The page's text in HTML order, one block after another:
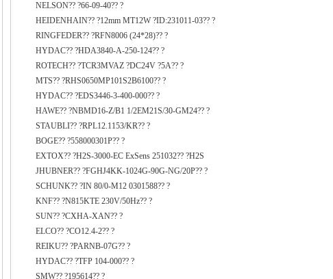
NELSON?? ?66-09-40?? ?
HEIDENHAIN?? ?12mm MT12W ?ID:231011-03?? ?
RINGFEDER?? ?RFN8006 (24*28)?? ?
HYDAC?? ?HDA3840-A-250-124?? ?
ROTECH?? ?TCR3MVAZ ?DC24V ?5A?? ?
MTS?? ?RHS0650MP101S2B6100?? ?
HYDAC?? ?EDS3446-3-400-000?? ?
HAWE?? ?NBMD16-Z/B1 1/2EM21S/30-GM24?? ?
STAUBLI?? ?RPL12.1153/KR?? ?
BOGE?? ?558000301P?? ?
EXTOX?? ?H2S-3000-EC ExSens 251032?? ?H2S
JHUBNER?? ?FGHJ4KK-1024G-90G-NG/20P?? ?
SCHUNK?? ?IN 80/0-M12 0301588?? ?
KNF?? ?N815KTE 230V/50Hz?? ?
SUN?? ?CXHA-XAN?? ?
ELCO?? ?CO12.4-2?? ?
REIKU?? ?PARNB-07G?? ?
HYDAC?? ?TFP 104-000?? ?
SMW?? ?195614?? ?